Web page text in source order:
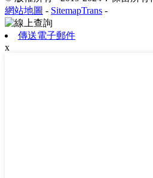
網站地圖 - SitemapTrans -
傳送電子郵件
x